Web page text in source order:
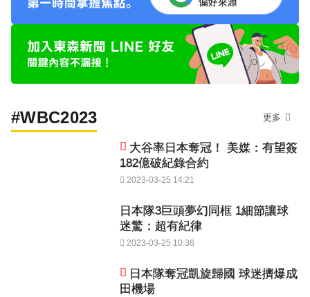
#WBC2023 更多
大谷率日本奪冠！ 美媒：有望簽
182億破紀錄合約
2023-03-25 14:21
日本隊3巨頭夢幻同框 1細節讓球
迷驚：超有紀律
2023-03-25 10:36
日本隊奪冠凱旋歸國 球迷擠爆成
田機場